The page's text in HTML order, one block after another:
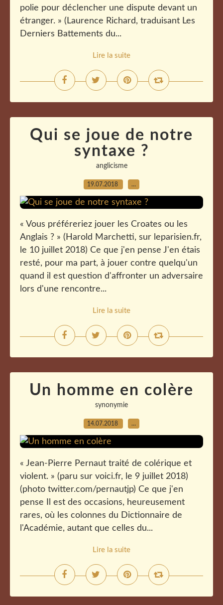
polie pour déclencher une dispute devant un
étranger. » (Laurence Richard, traduisant Les
Derniers Battements du...
Lire la suite
Qui se joue de notre
syntaxe ?
anglicisme
19.07.2018 …
« Vous préféreriez jouer les Croates ou les
Anglais ? » (Harold Marchetti, sur leparisien.fr,
le 10 juillet 2018) Ce que j'en pense J'en étais
resté, pour ma part, à jouer contre quelqu'un
quand il est question d'affronter un adversaire
lors d'une rencontre...
Lire la suite
Un homme en colère
synonymie
14.07.2018 …
« Jean-Pierre Pernaut traité de colérique et
violent. » (paru sur voici.fr, le 9 juillet 2018)
(photo twitter.com/pernautjp) Ce que j'en
pense Il est des occasions, heureusement
rares, où les colonnes du Dictionnaire de
l'Académie, autant que celles du...
Lire la suite